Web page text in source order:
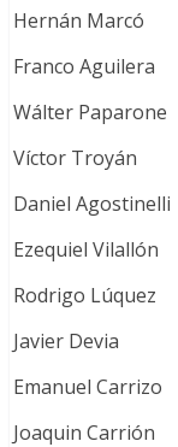
Hernán Marcó
Franco Aguilera
Wálter Paparone
Víctor Troyán
Daniel Agostinelli
Ezequiel Vilallón
Rodrigo Lúquez
Javier Devia
Emanuel Carrizo
Joaquin Carrión